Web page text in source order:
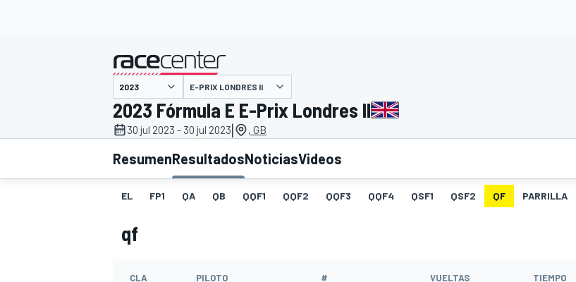
INDYCAR WRC
presentado por
E-PRIX LONDRES II
2023 Fórmula E E-Prix Londres II
30 jul 2023 - 30 jul 2023| , GB
ResumenResultadosNoticiasVideos
EL FP1 QA QB QQF1 QQF2 QQF3 QQF4 QSF1 QSF2 QF PARRILLA
qf
CLA PILOTO # VUELTAS TIEMPO